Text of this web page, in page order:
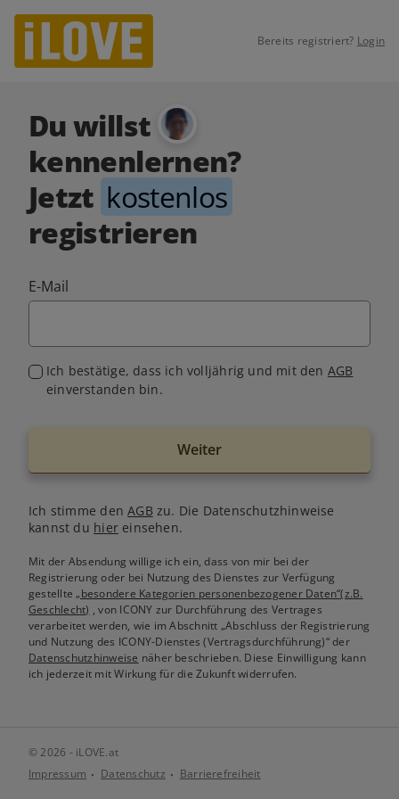
Bereits registriert? Login
Du willst
kennenlernen?
Jetzt kostenlos
registrieren
E-Mail
Ich bestätige, dass ich volljährig und mit den AGB
einverstanden bin.
Weiter
Ich stimme denAGB zu. Die Datenschutzhinweise
kannst du hiereinsehen.
Mit der Absendung willige ich ein, dass von mir bei der
Registrierung oder bei Nutzung des Dienstes zur Verfügung
gestellte„besondere Kategorien personenbezogener Daten“(z.B.
Geschlecht) , von ICONY zur Durchführung des Vertrages
verarbeitet werden, wie im Abschnitt „Abschluss der Registrierung
und Nutzung des ICONY-Dienstes (Vertragsdurchführung)“ der
Datenschutzhinweise näher beschrieben. Diese Einwilligung kann
ich jederzeit mit Wirkung für die Zukunft widerrufen.
© 2026 - iLOVE.at
Impressum
Datenschutz Barrierefreiheit